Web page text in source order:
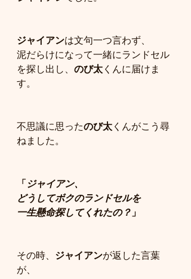
ジャイアンは文句一つ言わず、
泥だらけになって一緒にランドセル
を探し出し、 のび太 くんに届けま
す。
不思議に思ったのび太 くんがこう尋
ねました。
「 ジャイアン、
どうしてボクのランドセルを
一生懸命探してくれたの？ 」
その時、 ジャイアンが返した言葉
が、